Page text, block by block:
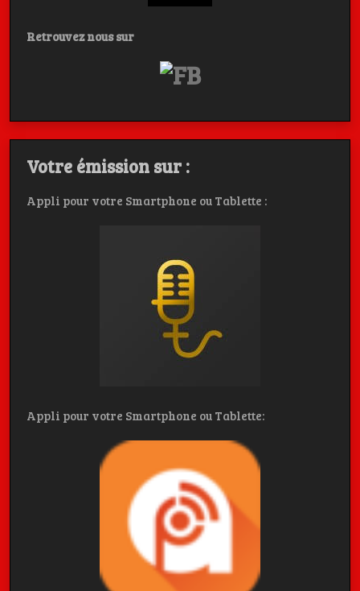
Retrouvez nous sur
Votre émission sur :
Appli pour votre Smartphone ou Tablette :
Appli pour votre Smartphone ou Tablette: